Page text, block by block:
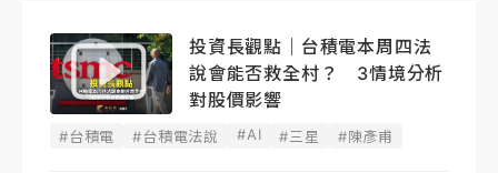
投資長觀點｜台積電本周四法
說會能否救全村？ 3情境分析
對股價影響
#台積電 #台積電法說 #AI #三星 #陳彥甫